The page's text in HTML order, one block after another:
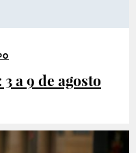
a 9 de agosto